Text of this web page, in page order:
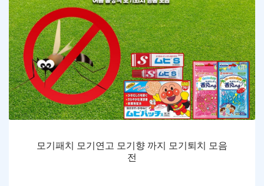
모기패치 모기연고 모기향 까지 모기퇴치 모음
전